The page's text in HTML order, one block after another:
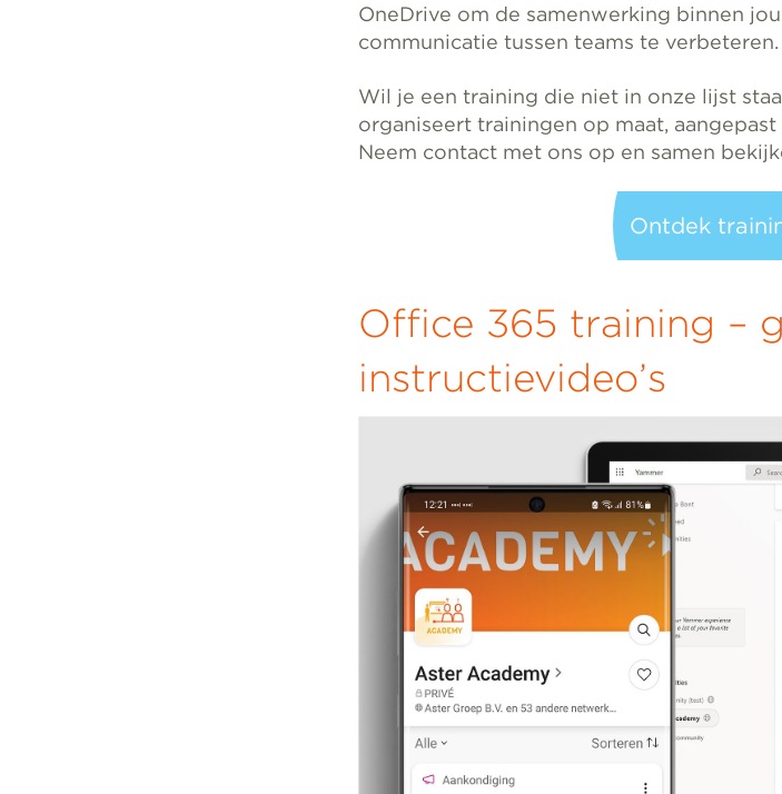
OneDrive om de samenwerking binnen
communicatie tussen teams te verbeteren.
Wil je een training die niet in onze lijst
organiseert trainingen op maat,
Neem contact met ons op en samen
Ontdek
Office 365 training –
instructievideo’s